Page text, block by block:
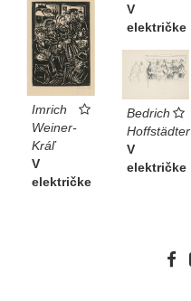
V
električke
Imrich
Weiner-
Kráľ
V
električke
Bedrich
Hoffstädter
V
električke